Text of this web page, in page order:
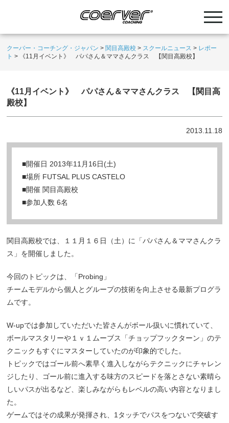
クーバー・コーチング・ジャパン > 関目高殿校 > スクールニュース > レポー
ト > 《11月イベント》 パパさん＆ママさんクラス 【関目高殿校】
《11月イベント》 パパさん＆ママさんクラス 【関目高
殿校】
2013.11.18
■開催日 2013年11月16日(土)
■場所 FUTSAL PLUS CASTELO
■開催 関目高殿校
■参加人数 6名
関目高殿校では、１１月１６日（土）に「パパさん＆ママさんクラ
ス」を開催しました。
今回のトピックは、「Probing」
チームモデルから個人とグループの技術を向上させる最新プログラ
ムです。
W-upでは参加していただいた皆さんがボール扱いに慣れていて、
ボールマスタリーや１ｖ１ムーブス「チョップフックターン」のテ
クニックもすぐにマスターしていたのが印象的でした。
トピックではゴール前へ素早く進入しながらテクニックにチャレン
ジしたり、ゴール前に進入する味方のスピードを落とさない素晴ら
しいパスが出るなど、楽しみながらもレベルの高い内容となりまし
た。
ゲームではその成果が発揮され、1タッチでパスをつないで突破す